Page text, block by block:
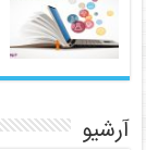
آرشیو